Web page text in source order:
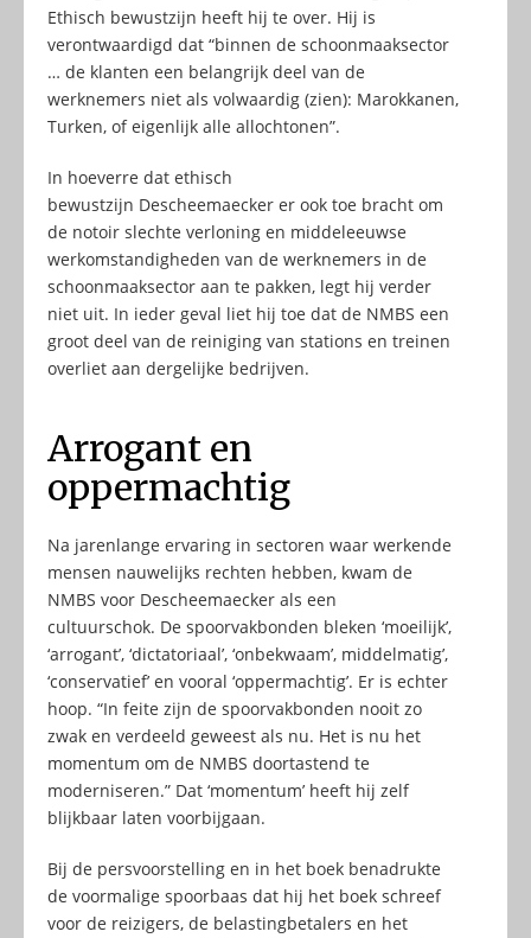
Ethisch bewustzijn heeft hij te over. Hij is
verontwaardigd dat “binnen de schoonmaaksector
… de klanten een belangrijk deel van de
werknemers niet als volwaardig (zien): Marokkanen,
Turken, of eigenlijk alle allochtonen”.
In hoeverre dat ethisch
bewustzijn Descheemaecker er ook toe bracht om
de notoir slechte verloning en middeleeuwse
werkomstandigheden van de werknemers in de
schoonmaaksector aan te pakken, legt hij verder
niet uit. In ieder geval liet hij toe dat de NMBS een
groot deel van de reiniging van stations en treinen
overliet aan dergelijke bedrijven.
Arrogant en
oppermachtig
Na jarenlange ervaring in sectoren waar werkende
mensen nauwelijks rechten hebben, kwam de
NMBS voor Descheemaecker als een
cultuurschok. De spoorvakbonden bleken ‘moeilijk’,
‘arrogant’, ‘dictatoriaal’, ‘onbekwaam’, middelmatig’,
‘conservatief’ en vooral ‘oppermachtig’. Er is echter
hoop. “In feite zijn de spoorvakbonden nooit zo
zwak en verdeeld geweest als nu. Het is nu het
momentum om de NMBS doortastend te
moderniseren.” Dat ‘momentum’ heeft hij zelf
blijkbaar laten voorbijgaan.
Bij de persvoorstelling en in het boek benadrukte
de voormalige spoorbaas dat hij het boek schreef
voor de reizigers, de belastingbetalers en het